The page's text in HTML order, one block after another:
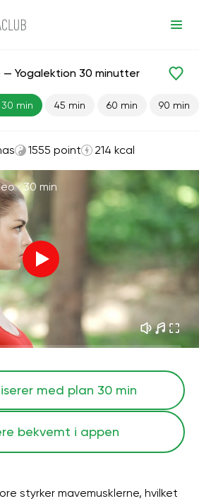
Trykke
— Yogalektion 30 minutter
30 min 45 min 60 min 90 min
1555 point 214 kcal
·30 min
med plan 30 min
bekvemt i appen
styrker mavemusklerne, hvilket